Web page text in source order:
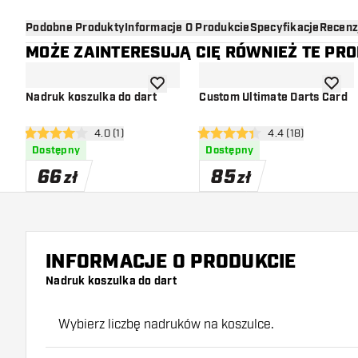
Podobne ProduktyInformacje O ProdukcieSpecyfikacje
MOŻE ZAINTERESUJĄ CIĘ RÓWNIEŻ TE
Nadruk koszulka do dart
otwórz panel recenzji
4 gwiazdki oceny4.0 (1)
Dostępny
66zł
dodaj do listy życzeńCustom Ultimate Darts Card
otwórz panel
4.4 gwiazdki oceny
4.4 (18)
Dostępny
85zł
dodaj
INFORMACJE O PRODUKCIE
Nadruk koszulka do dart
Wybierz liczbę nadruków na koszulce.